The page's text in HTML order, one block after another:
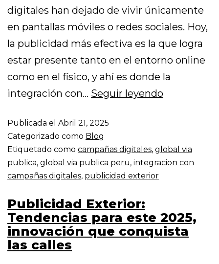
digitales han dejado de vivir únicamente
en pantallas móviles o redes sociales. Hoy,
la publicidad más efectiva es la que logra
estar presente tanto en el entorno online
como en el físico, y ahí es donde la
integración con… Seguir leyendo
Publicada el Abril 21, 2025
Categorizado como Blog
Etiquetado como campañas digitales, global via
publica, global via publica peru, integracion con
campañas digitales, publicidad exterior
Publicidad Exterior:
Tendencias para este 2025,
innovación que conquista
las calles